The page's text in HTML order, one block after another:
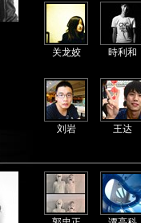
关龙姣 時利和
刘岩 王达